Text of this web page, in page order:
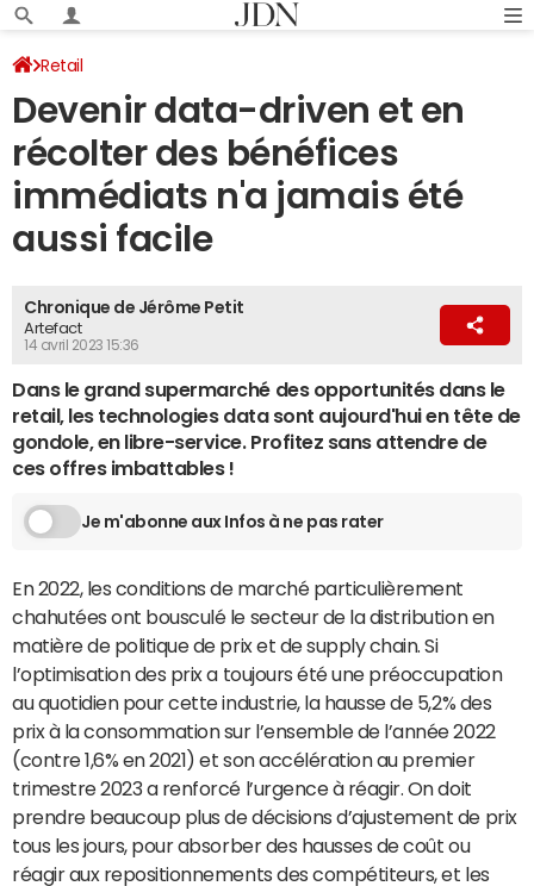
Retail
Devenir data-driven et en
récolter des bénéfices
immédiats n'a jamais été
aussi facile
Chronique de Jérôme Petit
Artefact
14 avril 2023 15:36
Dans le grand supermarché des opportunités dans le
retail, les technologies data sont aujourd'hui en tête de
gondole, en libre-service. Profitez sans attendre de
ces offres imbattables !
Je m'abonne aux Infos à ne pas rater
En 2022, les conditions de marché particulièrement
chahutées ont bousculé le secteur de la distribution en
matière de politique de prix et de supply chain. Si
l’optimisation des prix a toujours été une préoccupation
au quotidien pour cette industrie, la hausse de 5,2% des
prix à la consommation sur l’ensemble de l’année 2022
(contre 1,6% en 2021) et son accélération au premier
trimestre 2023 a renforcé l’urgence à réagir. On doit
prendre beaucoup plus de décisions d’ajustement de prix
tous les jours, pour absorber des hausses de coût ou
réagir aux repositionnements des compétiteurs, et les